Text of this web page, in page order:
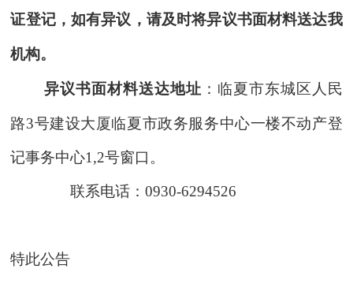
证登记，如有异议， 请及时将异议书面材料送达我
机构。
异议书面材料送达地址 ：临夏市东城区人民
路3号建设大厦临夏市政务服务中心一楼不动产登
记事务中心1,2号窗口。
联系电话： 0930-6294526
特此公告